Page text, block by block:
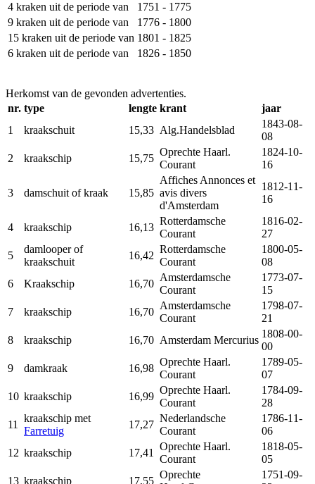
4 kraken uit de periode van
1751 - 1775
9 kraken uit de periode van
1776 - 1800
15 kraken uit de periode van 1801 - 1825
6 kraken uit de periode van
1826 - 1850
Herkomst van de gevonden advertenties.
nr. type lengte krant
jaar
1
kraakschuit 15,33 Alg.Handelsblad
1843‐08‐
08
2
kraakschip 15,75
Oprechte Haarl.
Courant
1824‐10‐
16
3 damschuit of kraak 15,85
Affiches Annonces et
avis divers
d'Amsterdam
1812‐11‐
16
4 kraakschip 16,13
Rotterdamsche
Courant
1816‐02‐
27
5
damlooper of
kraakschuit
16,42
Rotterdamsche
Courant
1800‐05‐
08
6
Kraakschip 16,70
Amsterdamsche
Courant
1773‐07‐
15
7
kraakschip 16,70
Amsterdamsche
Courant
1798‐07‐
21
8
kraakschip 16,70 Amsterdam Mercurius
1808‐00‐
00
9
damkraak 16,98
Oprechte Haarl.
Courant
1789‐05‐
07
10 kraakschip 16,99
Oprechte Haarl.
Courant
1784‐09‐
28
11
kraakschip met
Farretuig
17,27
Nederlandsche
Courant
1786‐11‐
06
12 kraakschip 17,41
Oprechte Haarl.
Courant
1818‐05‐
05
13 kraakschip 17,55
Oprechte
1751‐09‐